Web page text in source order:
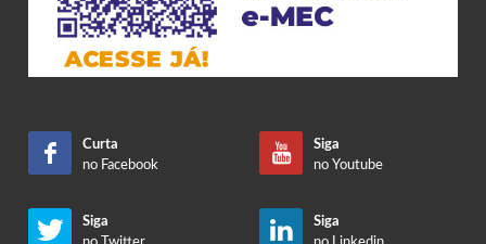
Curta
no Facebook
Siga
no Youtube
Siga
Siga